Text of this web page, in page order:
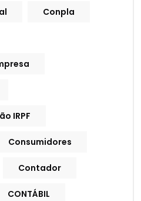
Conpla
IRPF
Consumidores
Contador
CONTÁBIL